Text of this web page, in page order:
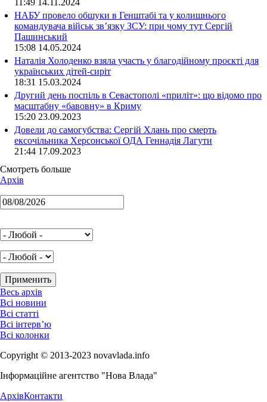
11:49 14.11.2024
НАБУ провело обшуки в Генштабі та у колишнього
командувача військ зв’язку ЗСУ: при чому тут Сергій
Пашинський
15:08 14.05.2024
Наталія Холоденко взяла участь у благодійному проєкті для
українських дітей-сиріт
18:31 15.03.2024
Другий день поспіль в Севастополі «приліт»: що відомо про
масштабну «бавовну» в Криму
15:20 23.09.2023
Довели до самогубства: Сергій Хлань про смерть
ексочільника Херсонської ОДА Геннадія Лагути
21:44 17.09.2023
Смотреть больше
Архів
Весь архів
Всі новини
Всі статті
Всі інтерв’ю
Всі колонки
Copyright © 2013-2023 novavlada.info
Інформаційне агентство "Нова Влада"
АрхівКонтакти